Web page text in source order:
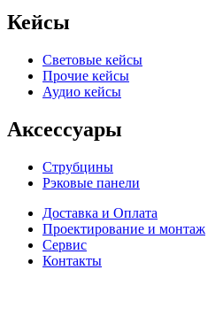
Кейсы
Световые кейсы
Прочие кейсы
Аудио кейсы
Аксессуары
Струбцины
Рэковые панели
Доставка и Оплата
Проектирование и монтаж
Сервис
Контакты